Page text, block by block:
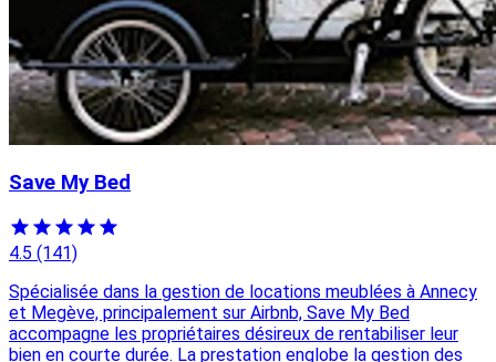
Save My Bed
4.5 (141)
Spécialisée dans la gestion de locations meublées à Annecy
et Megève, principalement sur Airbnb, Save My Bed
accompagne les propriétaires désireux de rentabiliser leur
bien en courte durée. La prestation englobe la gestion des